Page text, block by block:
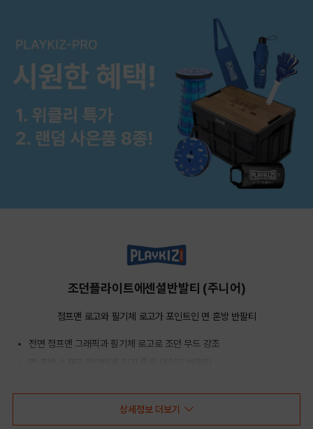
조던플라이트에센셜반발티 (주니어)
점프맨 로고와 필기체 로고가 포인트인 면 혼방 반팔티
전면 점프맨 그래픽과 필기체 로고로 조던 무드 강조
COLOR
상세정보 더보기